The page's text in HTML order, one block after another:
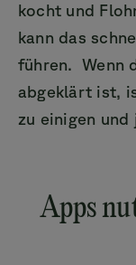
kocht und
kann das
führen. Wenn
abgeklärt ist,
zu einigen
Apps